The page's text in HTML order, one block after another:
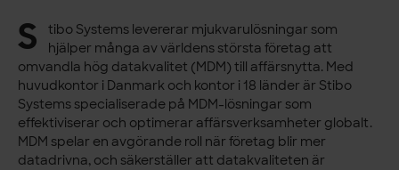
S
tibo Systems levererar mjukvarulösningar som
hjälper många av världens största företag att
omvandla hög datakvalitet (MDM) till affärsnytta. Med
huvudkontor i Danmark och kontor i 18 länder är Stibo
Systems specialiserade på MDM-lösningar som
effektiviserar och optimerar affärsverksamheter globalt.
MDM spelar en avgörande roll när företag blir mer
datadrivna, och säkerställer att datakvaliteten är